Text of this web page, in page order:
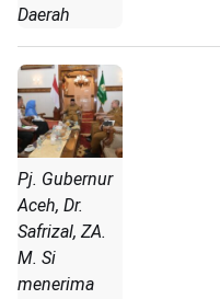
Daerah
Pj. Gubernur
Aceh, Dr.
Safrizal, ZA.
M. Si
menerima